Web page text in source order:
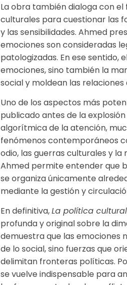
La obra también dialoga con
culturales para cuestionar las
y las sensibilidades. Ahmed
emociones son consideradas
patologizadas. En ese sentido,
emociones, sino también la
social y moldean las relaciones
Uno de los aspectos más
publicado antes de la
algorítmica de la atención,
fenómenos contemporáneos
odio, las guerras culturales y la
Ahmed permite entender que
se organiza únicamente
mediante la gestión y
En definitiva,La política
profunda y original sobre la
demuestra que las emociones
de lo social, sino fuerzas que
delimitan fronteras políticas.
se vuelve indispensable para